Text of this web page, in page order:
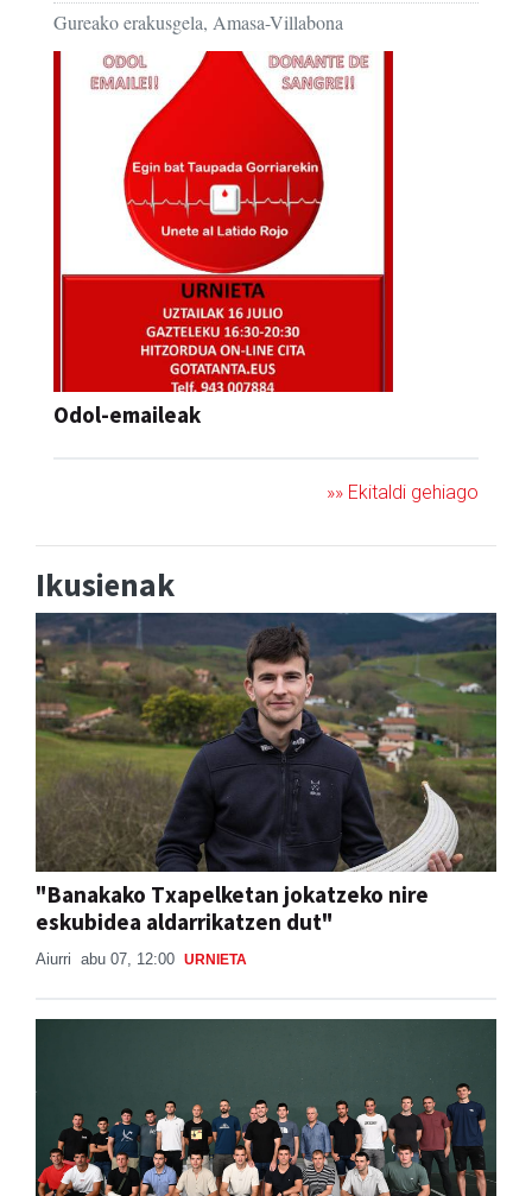
Gureako erakusgela, Amasa-Villabona
Odol-emaileak
»» Ekitaldi gehiago
Ikusienak
"Banakako Txapelketan jokatzeko nire
eskubidea aldarrikatzen dut"
Aiurri abu 07, 12:00 URNIETA